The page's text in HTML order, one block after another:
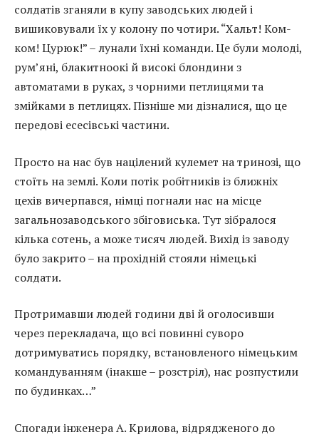
солдатів зганяли в купу заводських людей і
вишиковували їх у колону по чотири. “Хальт! Ком-
ком! Цурюк!” – лунали їхні команди. Це були молоді,
рум’яні, блакитноокі й високі блондини з
автоматами в руках, з чорними петлицями та
змійками в петлицях. Пізніше ми дізналися, що це
передові есесівські частини.
Просто на нас був націлений кулемет на тринозі, що
стоїть на землі. Коли потік робітників із ближніх
цехів вичерпався, німці погнали нас на місце
загальнозаводського збіговиська. Тут зібралося
кілька сотень, а може тисяч людей. Вихід із заводу
було закрито – на прохідній стояли німецькі
солдати.
Протримавши людей години дві й оголосивши
через перекладача, що всі повинні суворо
дотримуватись порядку, встановленого німецьким
командуванням (інакше – розстріл), нас розпустили
по будинках…”
Спогади інженера А. Крилова, відрядженого до